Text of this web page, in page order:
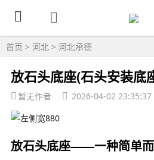
首页 > 河北 > 河北承德
放石头底座(石头安装底
暂无作者 2026-04-02 23:35:37
放石头底座——一种简单